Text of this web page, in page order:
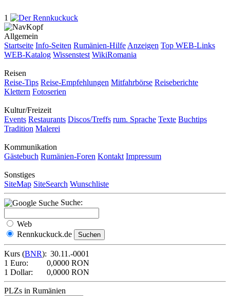
1
Allgemein
Startseite Info-Seiten Rumänien-Hilfe Anzeigen Top WEB-Links
WEB-Katalog Wissenstest WikiRomania
Reisen
Reise-Tips Reise-Empfehlungen Mitfahrbörse Reiseberichte
Klettern Fotoserien
Kultur/Freizeit
Events Restaurants Discos/Treffs rum. Sprache Texte Buchtips
Tradition Malerei
Kommunikation
Gästebuch Rumänien-Foren Kontakt Impressum
Sonstiges
SiteMap SiteSearch Wunschliste
Suche:
Web
Rennkuckuck.de
Kurs (BNR): 30.11.-0001
1 Euro:
0,0000 RON
1 Dollar:
0,0000 RON
PLZs in Rumänien